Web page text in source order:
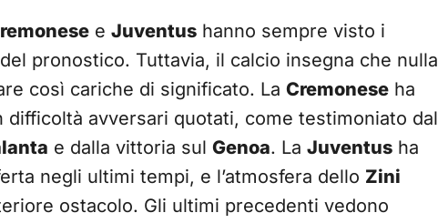
e Juventus hanno sempre visto i
pronostico. Tuttavia, il calcio insegna che nulla
così cariche di significato. La Cremonese ha
avversari quotati, come testimoniato dal
e dalla vittoria sul Genoa. La Juventus ha
negli ultimi tempi, e l’atmosfera dello Zini
ostacolo. Gli ultimi precedenti vedono